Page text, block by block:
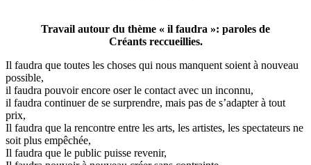
Travail autour du thème « il faudra »: paroles de
Créants reccueillies.
Il faudra que toutes les choses qui nous manquent soient à nouveau
possible,
il faudra pouvoir encore oser le contact avec un inconnu,
il faudra continuer de se surprendre, mais pas de s’adapter à tout
prix,
Il faudra que la rencontre entre les arts, les artistes, les spectateurs ne
soit plus empêchée,
Il faudra que le public puisse revenir,